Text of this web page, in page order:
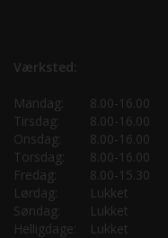
Værksted:
Mandag:
8.00-16.00
Tirsdag:
8.00-16.00
Onsdag:
8.00-16.00
Torsdag:
8.00-16.00
Fredag:
8.00-15.30
Lørdag:
Lukket
Søndag:
Lukket
Helligdage:
Lukket